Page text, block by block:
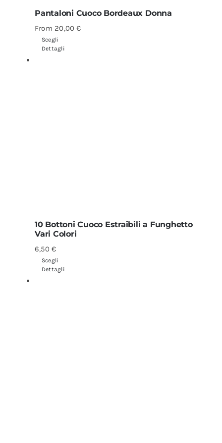
Pantaloni Cuoco Bordeaux Donna
From 20,00€
Scegli
Dettagli
10 Bottoni Cuoco Estraibili a Funghetto
Vari Colori
6,50€
Scegli
Dettagli